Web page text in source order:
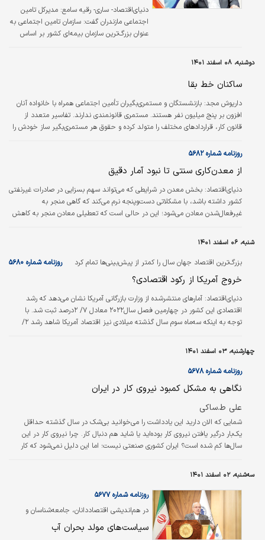
دنیای‌اقتصاد- ساری- رقیه سامع: مدیرکل تامین
اجتماعی مازندران گفت: سازمان تامین اجتماعی به
عنوان بزرگ‌ترین سازمان بیمه‌‌‌ای کشور بر اساس
باشند.
دوشنبه، ۰۸ اسفند ۱۴۰۱
ساکنان خط بقا
داریوش مجد: بازنشستگان و مستمری‌بگیران تأمین اجتماعی همراه با خانواده آنان
افزون بر پنج میلیون نفر هستند. مستمری قانونمندی ندارند. تفاسیر متعدد از
قانون کار، قراردادهای مختلف را متولد کرده و حقوق هر مستمری‌بگیر ساز خودش را
بیمه متفاوتی می‌پردازند. آن‌یکی بیمه عمر دارد و این‌یکی بیمه بیکاری ندارد.
و خودشان هم نمی‌دانند وضعیت بازنشستگی‌شان به چه سامانی است. ۳۰سال…
روزنامه شماره ۵۶۸۲
از معدن‌کاری سنتی تا نبود آمار دقیق
دنیای‌اقتصاد: بخش معدن در شرایطی که می‌تواند سهم بسزایی در صادرات غیرنفتی
کشور داشته باشد، با مشکلاتی دست‌وپنجه نرم می‌کند که گاهی منجر به
غیرفعال‌شدن معادن می‌شود؛ این در حالی است که تعطیلی معادن منجر به کاهش
شنبه، ۰۶ اسفند ۱۴۰۱
بزرگ‌ترین اقتصاد جهان سال را کمتر از پیش‌بینی‌ها تمام کرد روزنامه شماره ۵۶۸۰
خروج آمریکا از رکود اقتصادی؟
دنیای‌اقتصاد: آمارهای منتشرشده از وزارت بازرگانی آمریکا نشان می‌دهد که رشد
اقتصادی این کشور در چهارمین فصل سال۲۰۲۲ معادل ۷/ ۲درصد ثبت شد. با
توجه به اینکه سه‌ماه سوم سال گذشته میلادی نیز اقتصاد آمریکا شاهد رشد ۲/
رکود خارج شده است. با این حال روند کاهش تورم به‌شدت کند شده و این نگرانی را
به وجود آورده است که فدرال‌رزرو بار دیگر نرخ بهره سیاستی را بالا ببرد.
چهارشنبه، ۰۳ اسفند ۱۴۰۱
روزنامه شماره ۵۶۷۸
نگاهی به مشکل کمبود نیروی کار در ایران
علی ط.ساکی
شمایی که الان دارید این یادداشت را می‌خوانید بی‌شک در سال گذشته حداقل
یک‌بار درگیر یافتن نیروی کار بوده‌اید یا شاید هم دنبال کار. چرا نیروی کار در این
سال‌ها کم شده است؟ ایران کشوری صنعتی‌ نیست؛ اما این دلیل نمی‌شود که کار
کار تولید شود باز جایی برای بیکاری هست. همه می‌دانیم که آمار بیکاری در ایران
بالاست و آمار پذیرفته‌شدگان و فارغ‌التحصیلان دانشگاه‌ها هم نشان می‌دهد، هر
سال تعداد زیادی نیروی کار تازه‌نفس آماده کار هستن…
سه‌شنبه، ۰۲ اسفند ۱۴۰۱
در هم‌اندیشی اقتصاددانان، جامعه‌شناسان و
نمایندگان دولت مطرح شد
روزنامه شماره ۵۶۷۷
سیاست‌های مولد بحران آب